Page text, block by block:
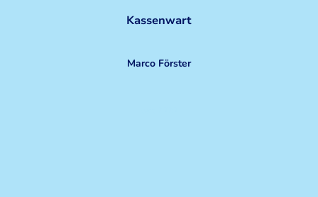
Kassenwart
Marco Förster